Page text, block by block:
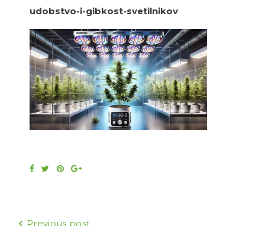
udobstvo-i-gibkost-svetilnikov
Facebook
TwitterPinterestGoogle+
Навигация
Previous post